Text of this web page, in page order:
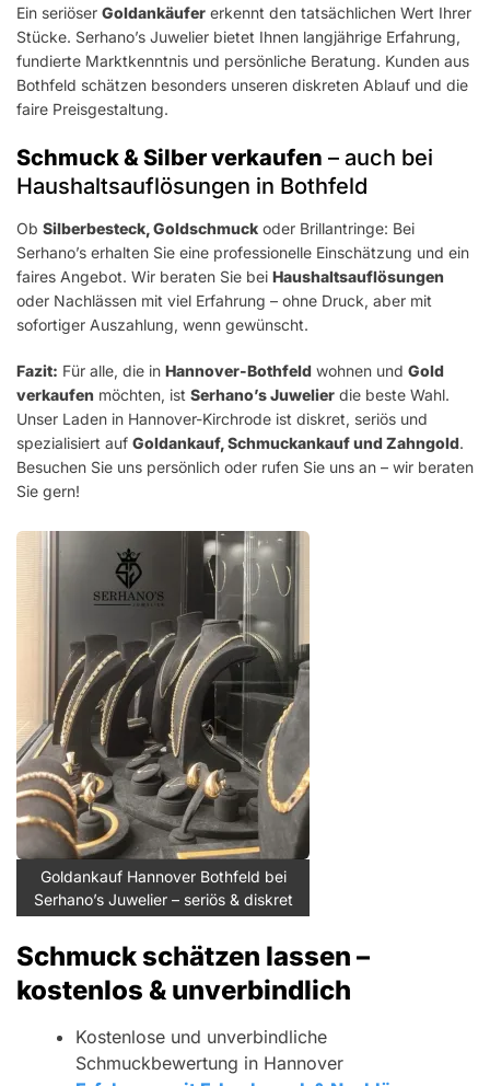
Ein seriöser Goldankäufer erkennt den tatsächlichen Wert Ihrer
Stücke. Serhano’s Juwelier bietet Ihnen langjährige Erfahrung,
fundierte Marktkenntnis und persönliche Beratung. Kunden aus
Bothfeld schätzen besonders unseren diskreten Ablauf und die
faire Preisgestaltung.
Schmuck & Silber verkaufen – auch bei
Haushaltsauflösungen in Bothfeld
Ob Silberbesteck, Goldschmuck oder Brillantringe: Bei
Serhano’s erhalten Sie eine professionelle Einschätzung und ein
faires Angebot. Wir beraten Sie bei Haushaltsauflösungen
oder Nachlässen mit viel Erfahrung – ohne Druck, aber mit
sofortiger Auszahlung, wenn gewünscht.
Fazit: Für alle, die in Hannover-Bothfeld wohnen und Gold
verkaufen möchten, ist Serhano’s Juwelier die beste Wahl.
Unser Laden in Hannover-Kirchrode ist diskret, seriös und
spezialisiert auf Goldankauf, Schmuckankauf und Zahngold.
Besuchen Sie uns persönlich oder rufen Sie uns an – wir beraten
Sie gern!
Goldankauf Hannover Bothfeld bei
Serhano’s Juwelier – seriös & diskret
Schmuck schätzen lassen –
kostenlos & unverbindlich
Kostenlose und unverbindliche
Schmuckbewertung in Hannover